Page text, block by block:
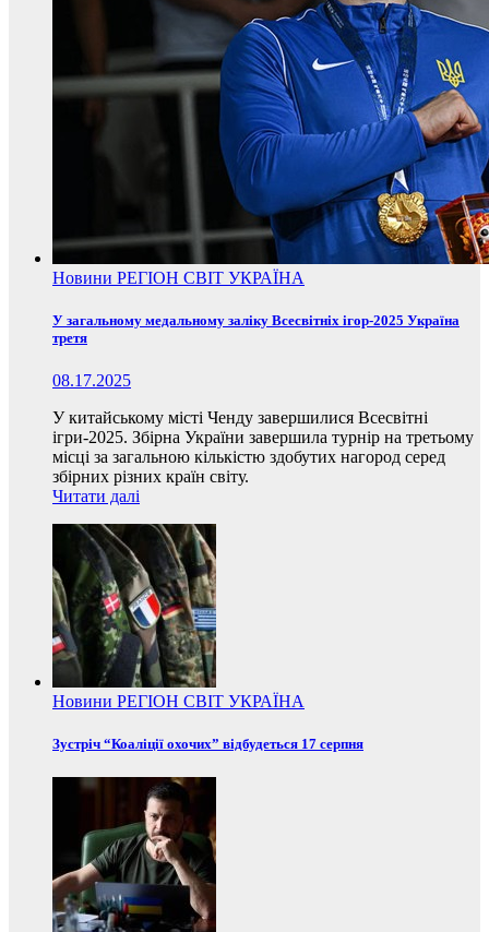
Новини РЕГІОН СВІТ УКРАЇНА
У загальному медальному заліку Всесвітніх ігор-2025 Україна
третя
08.17.2025
У китайському місті Ченду завершилися Всесвітні
ігри-2025. Збірна України завершила турнір на третьому
місці за загальною кількістю здобутих нагород серед
збірних різних країн світу.
Читати далі
Новини РЕГІОН СВІТ УКРАЇНА
Зустріч “Коаліції охочих” відбудеться 17 серпня